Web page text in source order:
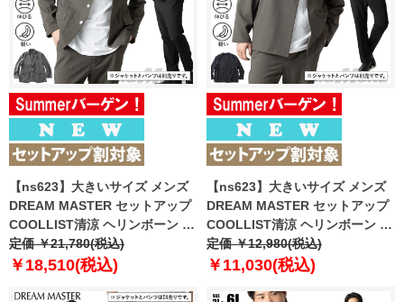
【ns623】大きいサイズ メンズ
DREAM MASTER セットアップ
COOLLIST清涼 ヘリンボーン ス
トレッチ ジャケット 軽量 ウォッ
シャブル スマリラ 春夏新作
定価 ￥21,780(税込)
￥18,510(税込)
【ns623】大きいサイズ メンズ
DREAM MASTER セットアップ
COOLLIST清涼 ヘリンボーン ス
トレッチ ノーカラー ジャケット
軽量 ウォッシャブル スマリラ 春
定価 ￥12,980(税込)
￥11,030(税込)